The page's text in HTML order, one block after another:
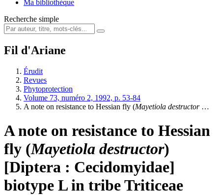
Ma bibliothèque
Recherche simple
Fil d'Ariane
Érudit
Revues
Phytoprotection
Volume 73, numéro 2, 1992, p. 53-84
A note on resistance to Hessian fly (Mayetiola destructor…
A note on resistance to Hessian
fly (Mayetiola destructor)
[Diptera : Cecidomyidae]
biotype L in tribe Triticeae